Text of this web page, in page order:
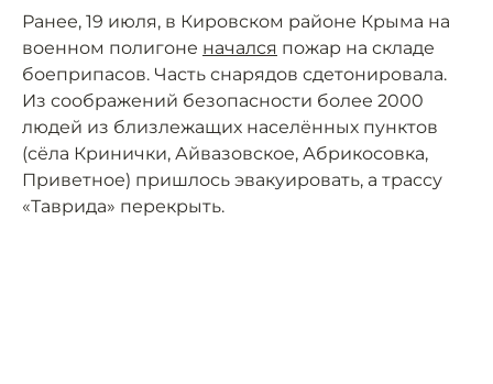
Ранее, 19 июля, в Кировском районе Крыма на
военном полигоне начался пожар на складе
боеприпасов. Часть снарядов сдетонировала.
Из соображений безопасности более 2000
людей из близлежащих населённых пунктов
(сёла Кринички, Айвазовское, Абрикосовка,
Приветное) пришлось эвакуировать, а трассу
«Таврида» перекрыть.